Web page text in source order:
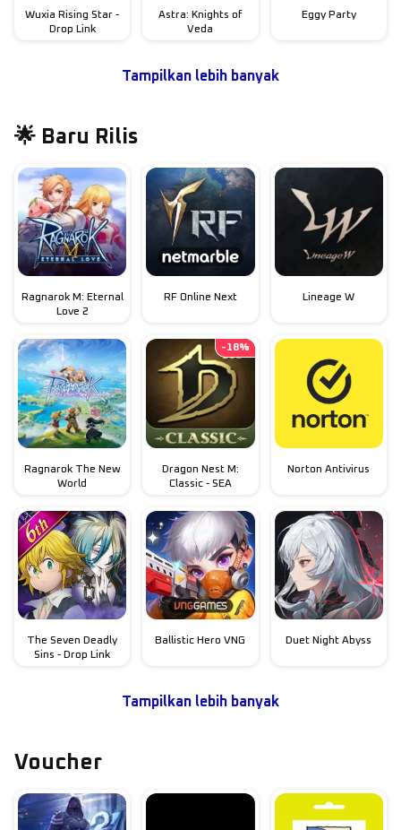
Wuxia Rising Star -
Drop Link
Astra: Knights of
Veda
Eggy Party
Tampilkan lebih banyak
🌟 Baru Rilis
Ragnarok M: Eternal
Love 2
RF Online Next Lineage W
Ragnarok The New
World
-18%
Dragon Nest M:
Classic - SEA
Norton Antivirus
The Seven Deadly
Sins - Drop Link
Ballistic Hero VNG Duet Night Abyss
Tampilkan lebih banyak
Voucher